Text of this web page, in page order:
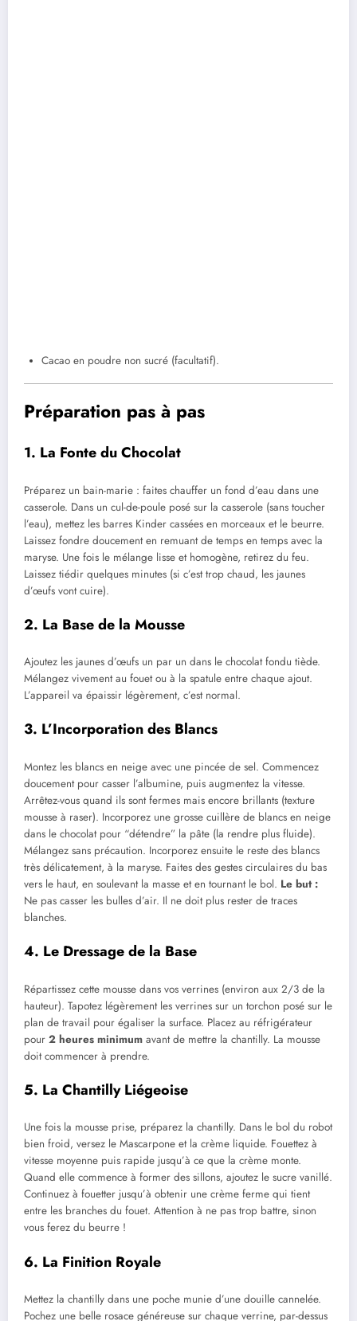
Cacao en poudre non sucré (facultatif).
Préparation pas à pas
1. La Fonte du Chocolat
Préparez un bain-marie : faites chauffer un fond d’eau dans une
casserole. Dans un cul-de-poule posé sur la casserole (sans toucher
l’eau), mettez les barres Kinder cassées en morceaux et le beurre.
Laissez fondre doucement en remuant de temps en temps avec la
maryse. Une fois le mélange lisse et homogène, retirez du feu.
Laissez tiédir quelques minutes (si c’est trop chaud, les jaunes
d’œufs vont cuire).
2. La Base de la Mousse
Ajoutez les jaunes d’œufs un par un dans le chocolat fondu tiède.
Mélangez vivement au fouet ou à la spatule entre chaque ajout.
L’appareil va épaissir légèrement, c’est normal.
3. L’Incorporation des Blancs
Montez les blancs en neige avec une pincée de sel. Commencez
doucement pour casser l’albumine, puis augmentez la vitesse.
Arrêtez-vous quand ils sont fermes mais encore brillants (texture
mousse à raser). Incorporez une grosse cuillère de blancs en neige
dans le chocolat pour “détendre” la pâte (la rendre plus fluide).
Mélangez sans précaution. Incorporez ensuite le reste des blancs
très délicatement, à la maryse. Faites des gestes circulaires du bas
vers le haut, en soulevant la masse et en tournant le bol. Le but :
Ne pas casser les bulles d’air. Il ne doit plus rester de traces
blanches.
4. Le Dressage de la Base
Répartissez cette mousse dans vos verrines (environ aux 2/3 de la
hauteur). Tapotez légèrement les verrines sur un torchon posé sur le
plan de travail pour égaliser la surface. Placez au réfrigérateur
pour 2 heures minimum avant de mettre la chantilly. La mousse
doit commencer à prendre.
5. La Chantilly Liégeoise
Une fois la mousse prise, préparez la chantilly. Dans le bol du robot
bien froid, versez le Mascarpone et la crème liquide. Fouettez à
vitesse moyenne puis rapide jusqu’à ce que la crème monte.
Quand elle commence à former des sillons, ajoutez le sucre vanillé.
Continuez à fouetter jusqu’à obtenir une crème ferme qui tient
entre les branches du fouet. Attention à ne pas trop battre, sinon
vous ferez du beurre !
6. La Finition Royale
Mettez la chantilly dans une poche munie d’une douille cannelée.
Pochez une belle rosace généreuse sur chaque verrine, par-dessus